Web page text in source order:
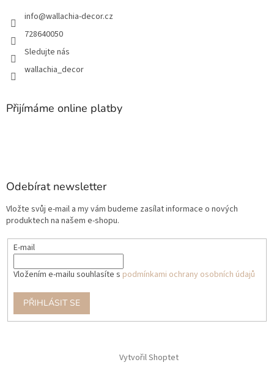
info@wallachia-decor.cz
728640050
Sledujte nás
wallachia_decor
Přijímáme online platby
Odebírat newsletter
Vložte svůj e-mail a my vám budeme zasílat informace o nových
produktech na našem e-shopu.
E-mail
Vložením e-mailu souhlasíte s podmínkami ochrany osobních údajů
PŘIHLÁSIT SE
Vytvořil Shoptet